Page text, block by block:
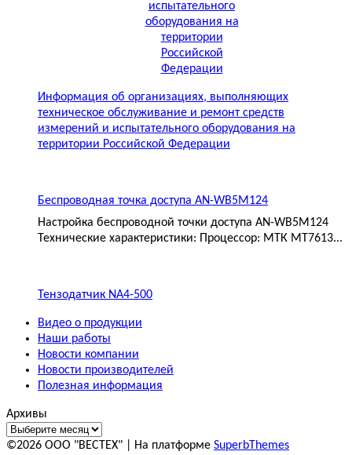
Информация об организациях, выполняющих
техническое обслуживание и ремонт средств
измерений и испытательного оборудования на
территории Российской Федерации
Беспроводная точка доступа AN-WB5M124
Настройка беспроводной точки доступа AN-WB5M124
Технические характеристики: Процессор: МТК MT7613...
Тензодатчик NA4-500
Видео о продукции
Наши работы
Новости компании
Новости производителей
Полезная информация
Архивы
©2026 ООО "ВЕСТЕХ" | На платформе SuperbThemes